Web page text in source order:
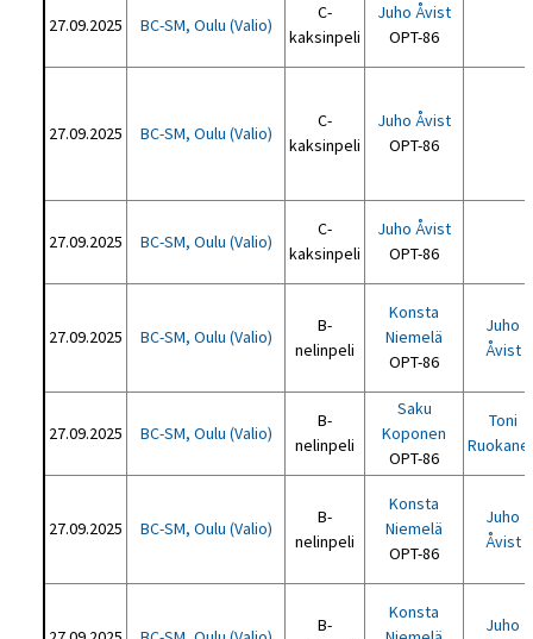
27.09.2025 BC-SM, Oulu (Valio)
C-
kaksinpeli
Juho Åvist
OPT-86
27.09.2025 BC-SM, Oulu (Valio)
C-
kaksinpeli
Juho Åvist
OPT-86
27.09.2025 BC-SM, Oulu (Valio)
C-
kaksinpeli
Juho Åvist
OPT-86
27.09.2025 BC-SM, Oulu (Valio)
B-
nelinpeli
Konsta
Niemelä
OPT-86
Juho
Åvist
27.09.2025 BC-SM, Oulu (Valio)
B-
nelinpeli
Saku
Koponen
OPT-86
Toni
27.09.2025 BC-SM, Oulu (Valio)
B-
nelinpeli
Konsta
Niemelä
OPT-86
Juho
Åvist
B-
Konsta
Juho